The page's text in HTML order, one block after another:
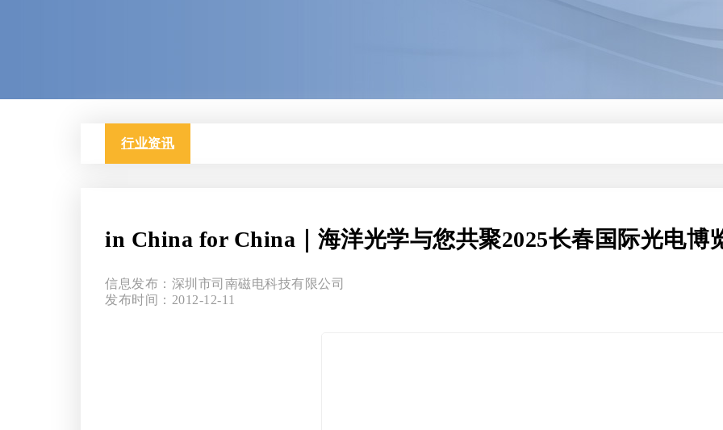
行业资讯
in China for China｜海洋光学与您共聚2025长春国际光电博
信息发布：深圳市司南磁电科技有限公司
发布时间：2012-12-11